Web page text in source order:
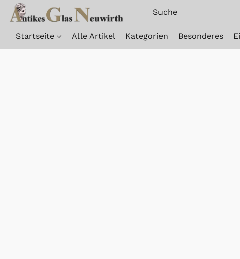
Startseite Alle Artikel Kategorien Besonderes